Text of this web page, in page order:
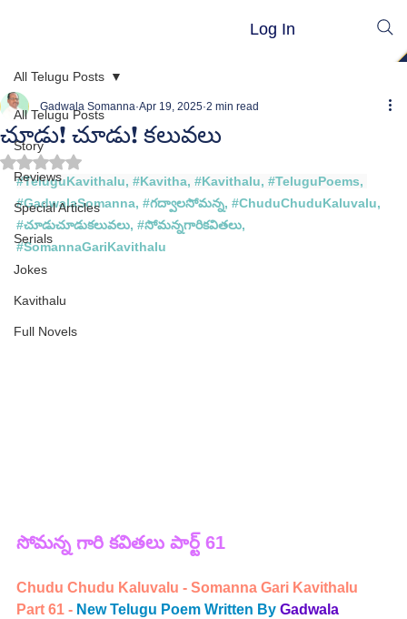
Log In
All Telugu Posts
Story
Reviews
Special Articles
Serials
Jokes
Kavithalu
Full Novels
All Telugu Posts
చూడు! చూడు! కలువలు
Gadwala Somanna Apr 19, 2025 2 min read
Rated NaN out of 5 stars.
#TeluguKavithalu, #Kavitha, #Kavithalu, #TeluguPoems,
#GadwalaSomanna, #గద్వాలసోమన్న, #ChuduChuduKaluvalu,
#చూడుచూడుకలువలు, #సోమన్నగారికవితలు,
#SomannaGariKavithalu
సోమన్న గారి కవితలు పార్ట్ 61
Chudu Chudu Kaluvalu - Somanna Gari Kavithalu
Part 61 - New Telugu Poem Written By Gadwala